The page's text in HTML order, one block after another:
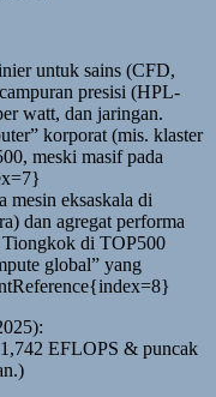
untuk sains (CFD,
presisi (HPL-
watt, dan jaringan.
korporat (mis. klaster
meski masif pada
mesin eksaskala di
dan agregat performa
di TOP500
global” yang
EFLOPS & puncak